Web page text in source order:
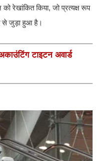
रेखांकित किया, जो प्रत्यक्ष रूप
से जुड़ा हुआ है।
टाइटन अवार्ड